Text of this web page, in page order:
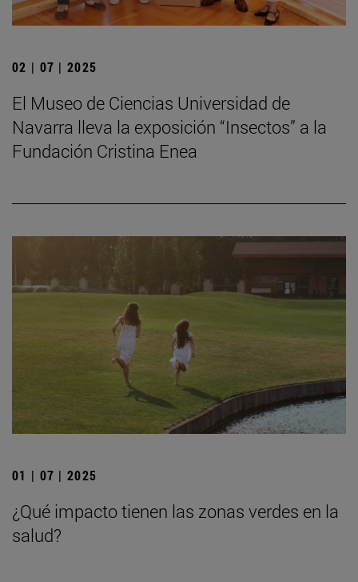
02 | 07 | 2025
El Museo de Ciencias Universidad de
Navarra lleva la exposición “Insectos” a la
Fundación Cristina Enea
01 | 07 | 2025
¿Qué impacto tienen las zonas verdes en la
salud?